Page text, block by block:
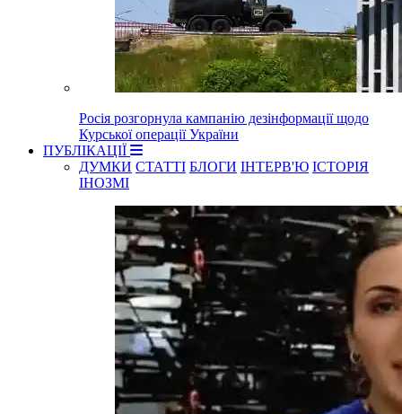
Росія розгорнула кампанію дезінформації щодо
Курської операції України
ПУБЛІКАЦІЇ
ДУМКИ СТАТТІ БЛОГИ ІНТЕРВ'Ю ІСТОРІЯ
ІНОЗМІ